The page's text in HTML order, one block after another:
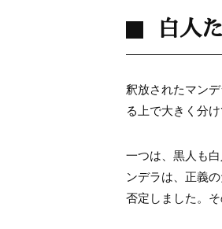
白人
釈放されたマン
る上で大きく分
一つは、黒人も
ンデラは、正義
否定しました。